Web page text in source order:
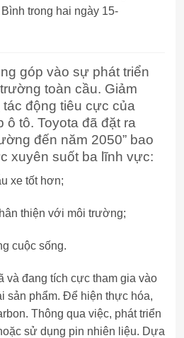
trong hai ngày 15-
góp vào sự phát triển
toàn cầu. Giảm
động tiêu cực của
ô tô. Toyota đã đặt ra
đến năm 2050” bao
xuyên suốt ba lĩnh vực:
xe tốt hơn;
thiện với môi trường;
cuộc sống.
và đang tích cực tham gia vào
sản phẩm. Để hiện thực hóa,
Thông qua việc, phát triển
sử dụng pin nhiên liệu. Dựa